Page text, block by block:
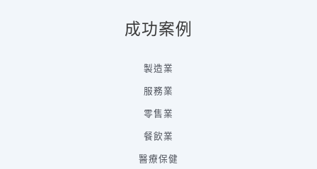
成功案例
製造業
服務業
零售業
餐飲業
醫療保健